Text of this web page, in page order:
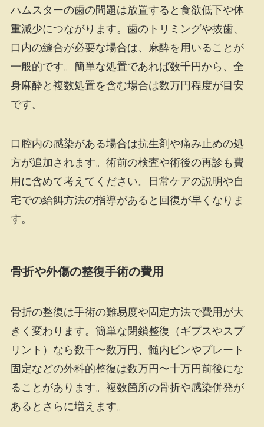
ハムスターの歯の問題は放置すると食欲低下や体
重減少につながります。歯のトリミングや抜歯、
口内の縫合が必要な場合は、麻酔を用いることが
一般的です。簡単な処置であれば数千円から、全
身麻酔と複数処置を含む場合は数万円程度が目安
です。
口腔内の感染がある場合は抗生剤や痛み止めの処
方が追加されます。術前の検査や術後の再診も費
用に含めて考えてください。日常ケアの説明や自
宅での給餌方法の指導があると回復が早くなりま
す。
骨折や外傷の整復手術の費用
骨折の整復は手術の難易度や固定方法で費用が大
きく変わります。簡単な閉鎖整復（ギプスやスプ
リント）なら数千〜数万円、髄内ピンやプレート
固定などの外科的整復は数万円〜十万円前後にな
ることがあります。複数箇所の骨折や感染併発が
あるとさらに増えます。